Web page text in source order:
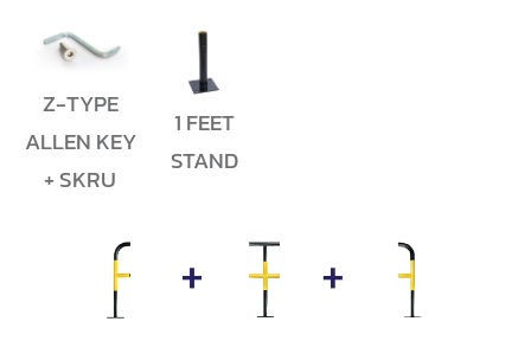
Z-TYPE
ALLEN KEY
+ SKRU
1 FEET
STAND